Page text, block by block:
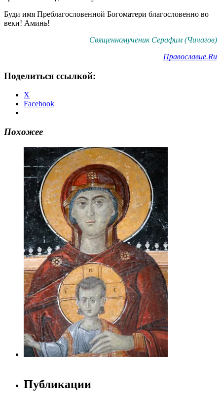
Буди имя Преблагословенной Богоматери благословенно во
веки! Аминь!
Священномученик Серафим (Чичагов)
Православие.Ru
Поделиться ссылкой:
X
Facebook
Похожее
Публикации